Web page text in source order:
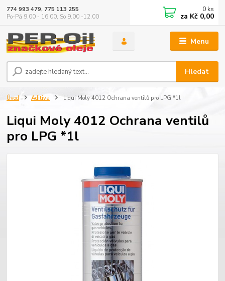
Menu
Hledat
774 993 479, 775 113 255
Po-Pá 9.00 - 16.00, So 9.00 -12.00
0 ks
za Kč 0,00
Úvod Aditiva Liqui Moly 4012 Ochrana ventilů pro LPG *1l
Liqui Moly 4012 Ochrana ventilů
pro LPG *1l